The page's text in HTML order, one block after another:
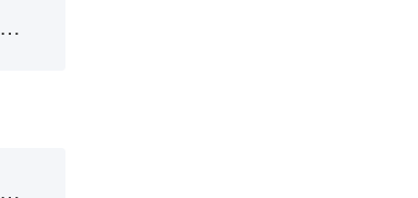
农民专业合作社及分支机构设立、变更、注销登记
外国（地区）企业有权签字人、企业责任形式、资本（资产）、经营范围及代表变更备案